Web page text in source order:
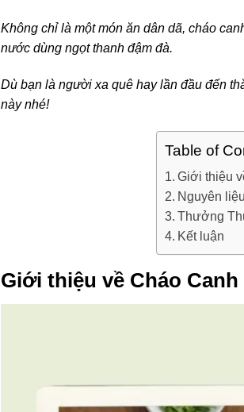
Không chỉ là một món ăn dân dã, cháo
nước dùng ngọt thanh đậm đà.
Dù bạn là người xa quê hay lần đầu đến
này nhé!
Table of
Giới thiệu
Nguyên
Thưởng
Kết luận
Giới thiệu về Cháo Canh